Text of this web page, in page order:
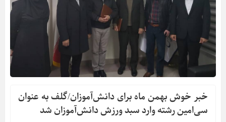
خبر خوش بهمن ماه برای دانش‌آموزان/گلف به عنوان
سی‌امین رشته وارد سبد ورزش دانش‌آموزان شد